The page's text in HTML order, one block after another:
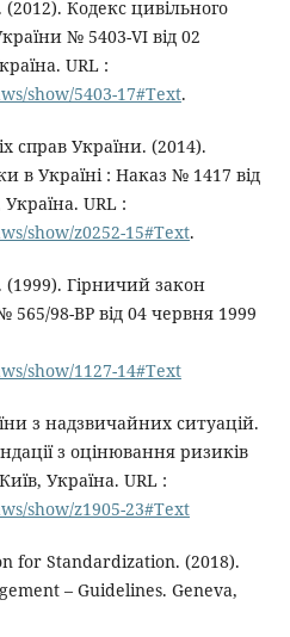
Кодекс цивільного
№ 5403-VI від 02
URL :
show/5403-17#Text.
справ України. (2014).
в Україні : Наказ № 1417 від
URL :
show/z0252-15#Text.
(1999). Гірничий закон
98-ВР від 04 червня 1999
show/1127-14#Text
з надзвичайних ситуацій.
з оцінювання ризиків
Україна. URL :
show/z1905-23#Text
for Standardization. (2018).
– Guidelines. Geneva,